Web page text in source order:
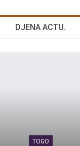
DJENA ACTU.
TOGO